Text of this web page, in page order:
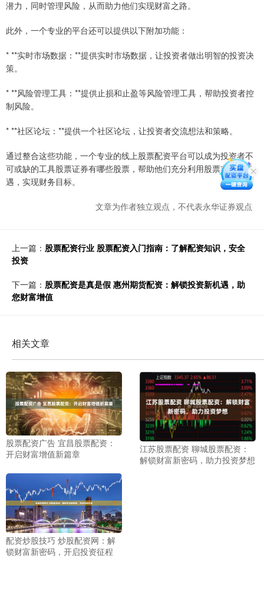
潜力，同时管理风险，从而助力他们实现财富之路。
此外，一个专业的平台还可以提供以下附加功能：
* **实时市场数据：**提供实时市场数据，让投资者做出明智的投资决
策。
* **风险管理工具：**提供止损和止盈等风险管理工具，帮助投资者控
制风险。
* **社区论坛：**提供一个社区论坛，让投资者交流想法和策略。
通过整合这些功能，一个专业的线上股票配资平台可以成为投资者不
可或缺的工具股票证券有哪些股票，帮助他们充分利用股票市场的机
遇，实现财务目标。
文章为作者独立观点，不代表永华证券观点
上一篇： 股票配资行业 股票配资入门指南：了解配资知识，安全
投资
下一篇： 股票配资是真是假 惠州期货配资：解锁投资新机遇，助
您财富增值
相关文章
股票配资广告 宜昌股票配资：
开启财富增值新篇章
江苏股票配资 聊城股票配资：
解锁财富新密码，助力投资梦想
配资炒股技巧 炒股配资网：解
锁财富新密码，开启投资征程